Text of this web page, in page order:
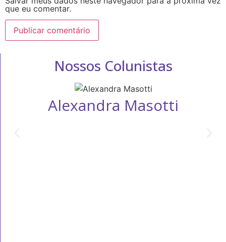
que eu comentar.
Nossos Colunistas
Alexandra Masotti